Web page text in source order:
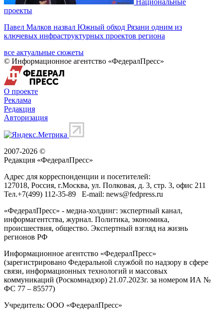
Национальные
проекты
Павел Малков назвал Южный обход Рязани одним из
ключевых инфраструктурных проектов региона
все актуальные сюжеты
© Информационное агентство «ФедералПресс»
О проекте
Реклама
Редакция
Авторизация
2007-2026 ©
Редакция «ФедералПресс»
Адрес для корреспонденции и посетителей:
127018, Россия, г.Москва, ул. Полковая, д. 3, стр. 3, офис 211
Тел.+7(499) 112-35-89 E-mail: news@fedpress.ru
«ФедералПресс» - медиа-холдинг: экспертный канал,
информагентства, журнал. Политика, экономика,
происшествия, общество. Экспертный взгляд на жизнь
регионов РФ
Информационное агентство «ФедералПресс»
(зарегистрировано Федеральной службой по надзору в сфере
связи, информационных технологий и массовых
коммуникаций (Роскомнадзор) 21.07.2023г. за номером ИА №
ФС 77 – 85577)
Учредитель: ООО «ФедералПресс»